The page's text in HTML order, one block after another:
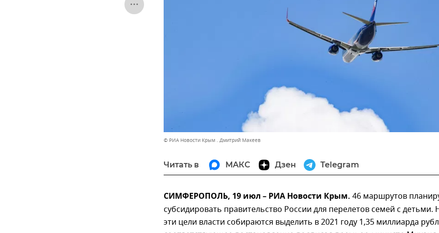
© РИА Новости Крым . Дмитрий Макеев
Читать в МАКС Дзен Telegram
СИМФЕРОПОЛЬ, 19 июл – РИА Новости Крым. 46 маршрутов
субсидировать правительство России для перелетов семей с детьми.
эти цели власти собираются выделить в 2021 году 1,35 миллиарда